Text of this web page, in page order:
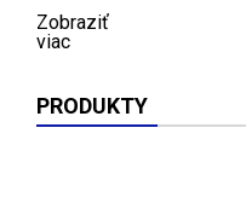
Zobraziť
viac
PRODUKTY